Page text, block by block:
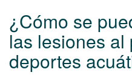
¿Cómo se
las lesiones al
deportes